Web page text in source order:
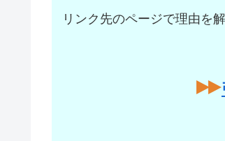
リンク先のページで理由を